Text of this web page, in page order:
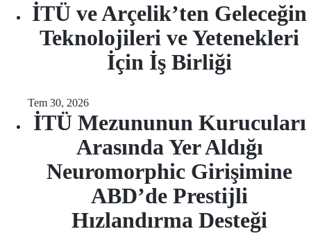
İTÜ ve Arçelik’ten Geleceğin
Teknolojileri ve Yetenekleri
İçin İş Birliği
Tem 30, 2026
İTÜ Mezununun Kurucuları
Arasında Yer Aldığı
Neuromorphic Girişimine
ABD’de Prestijli
Hızlandırma Desteği